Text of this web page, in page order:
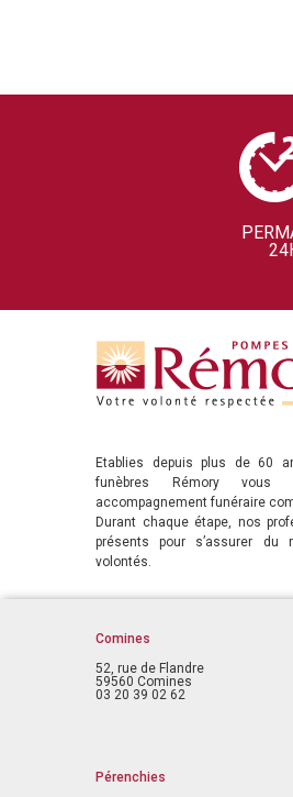
Etablies depuis plus de 60
funèbres Rémory vous
accompagnement funéraire
Durant chaque étape, nos
présents pour s’assurer du
volontés.
Comines
52, rue de Flandre
59560 Comines
03 20 39 02 62
Pérenchies